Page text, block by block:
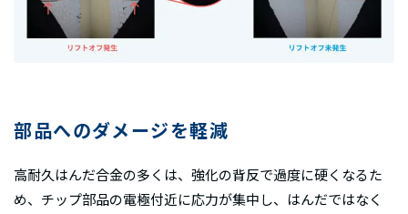
部品へのダメージを軽減
高耐久はんだ合金の多くは、強化の背反で過度に硬くなるた
め、チップ部品の電極付近に応力が集中し、はんだではなく